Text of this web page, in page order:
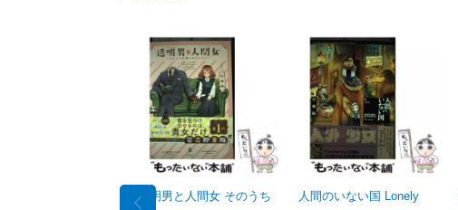
透明男と人間女 そのうち
人間のいない国 Lonely